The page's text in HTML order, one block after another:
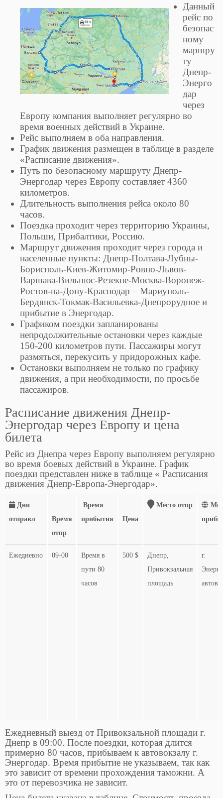
Данный
рейс по
безопас
ному
маршру
ту
Днепр-
Энерго
дар
через
Европу компания выполняет регулярно во
время военных действий в Украине.
Рейс выполняем в оба направления.
График движения размещен в таблице в разделе
«Расписание движения».
Путь по безопасному маршруту Днепр-
Энергодар через Европу составляет 4360
километров.
Длительность выполнения рейса около 80
часов.
Поездка проходит через территорию Украины,
Польши, Прибалтики, Россию.
Маршрут движения проходит через города и
населенные пункты: Днепр-Полтава-Лубны-
Борисполь-Киев-Житомир-Ровно-Львов-
Варшава-Вильнюс-Резекне-Москва-Воронеж-
Ростов-на-Дону-Краснодар – Мариуполь-
Бердянск-Токмак-Васильевка-Днепрорудное и
прибытие в Энергодар.
Графиком поездки запланированы
непродолжительные остановки через каждые
150-200 километров пути. Пассажиры могут
размяться, перекусить у придорожных кафе.
Остановки выполняем не только по графику
движения, а при необходимости, по просьбе
пассажиров.
Расписание движения Днепр-
Энергодар через Европу и цена
билета
Рейс из Днепра через Европу выполняем регулярно
во время боевых действий в Украине. График
поездки представлен ниже в таблице « Расписания
движения Днепр-Европа-Энергодар».
Дни
отправл
Время
отпр
Время
прибытия
Цена
Место отпр
Ежедневно 09-00
Время в
пути 80
часов
500 $
Днепр,
Привокзальная
площадь
г.
Ежедневный выезд от Привокзальной площади г.
Днепр в 09:00. После поездки, которая длится
примерно 80 часов, прибываем к автовокзалу г.
Энергодар. Время прибытие не указываем, так как
это зависит от времени прохождения таможни. А
это от перевозчика не зависит.